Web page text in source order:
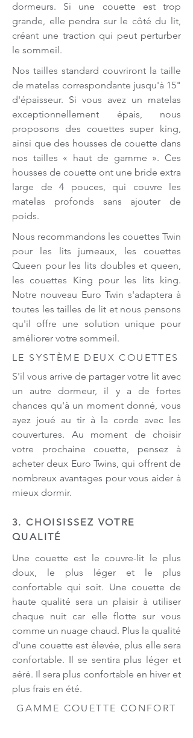
dormeurs. Si une couette est trop
grande, elle pendra sur le côté du lit,
créant une traction qui peut perturber
le sommeil.
Nos tailles standard couvriront la taille
de matelas correspondante jusqu'à 15"
d'épaisseur. Si vous avez un matelas
exceptionnellement épais, nous
proposons des couettes super king,
ainsi que des housses de couette dans
nos tailles « haut de gamme ». Ces
housses de couette ont une bride extra
large de 4 pouces, qui couvre les
matelas profonds sans ajouter de
poids.
Nous recommandons les couettes Twin
pour les lits jumeaux, les couettes
Queen pour les lits doubles et queen,
les couettes King pour les lits king.
Notre nouveau Euro Twin s'adaptera à
toutes les tailles de lit et nous pensons
qu'il offre une solution unique pour
améliorer votre sommeil.
LE SYSTÈME DEUX COUETTES
S'il vous arrive de partager votre lit avec
un autre dormeur, il y a de fortes
chances qu'à un moment donné, vous
ayez joué au tir à la corde avec les
couvertures. Au moment de choisir
votre prochaine couette, pensez à
acheter deux Euro Twins, qui offrent de
nombreux avantages pour vous aider à
mieux dormir.
3. CHOISISSEZ VOTRE
QUALITÉ
Une couette est le couvre-lit le plus
doux, le plus léger et le plus
confortable qui soit. Une couette de
haute qualité sera un plaisir à utiliser
chaque nuit car elle flotte sur vous
comme un nuage chaud. Plus la qualité
d'une couette est élevée, plus elle sera
confortable. Il se sentira plus léger et
aéré. Il sera plus confortable en hiver et
plus frais en été.
GAMME COUETTE CONFORT